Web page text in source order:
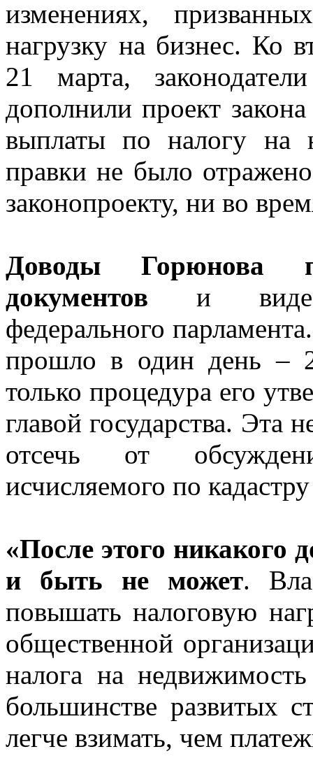
изменениях,
нагрузку на бизнес. Ко
21 марта,
дополнили проект
выплаты по налогу на
правки не было
законопроекту, ни во
Доводы Горюнова
документов и
федерального
прошло в один день –
только процедура его
главой государства. Эта
отсечь от
исчисляемого по
«После этого никакого
и быть не может.
повышать налоговую
общественной
налога на
большинстве развитых
легче взимать, чем